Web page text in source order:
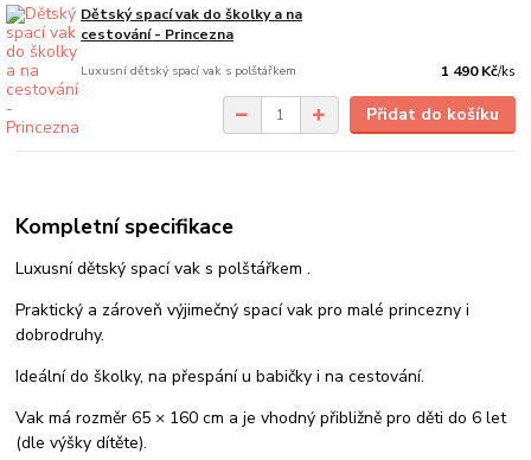
Dětský spací vak do školky a na
cestování - Princezna
Luxusní dětský spací vak s polštářkem 1 490 Kč/ks
Přidat do košíku
Kompletní specifikace
Luxusní dětský spací vak s polštářkem .
Praktický a zároveň výjimečný spací vak pro malé princezny i
dobrodruhy.
Ideální do školky, na přespání u babičky i na cestování.
Vak má rozměr 65 × 160 cm a je vhodný přibližně pro děti do 6 let
(dle výšky dítěte).